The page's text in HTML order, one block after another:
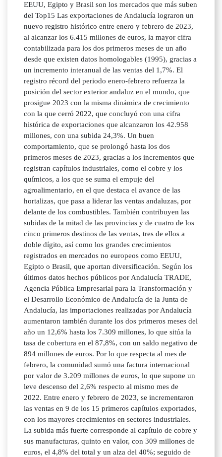
EEUU, Egipto y Brasil son los mercados que más suben
del Top15 Las exportaciones de Andalucía lograron un
nuevo registro histórico entre enero y febrero de 2023,
al alcanzar los 6.415 millones de euros, la mayor cifra
contabilizada para los dos primeros meses de un año
desde que existen datos homologables (1995), gracias a
un incremento interanual de las ventas del 1,7%. El
registro récord del periodo enero-febrero refuerza la
posición del sector exterior andaluz en el mundo, que
prosigue 2023 con la misma dinámica de crecimiento
con la que cerró 2022, que concluyó con una cifra
histórica de exportaciones que alcanzaron los 42.958
millones, con una subida 24,3%. Un buen
comportamiento, que se prolongó hasta los dos
primeros meses de 2023, gracias a los incrementos que
registran capítulos industriales, como el cobre y los
químicos, a los que se suma el empuje del
agroalimentario, en el que destaca el avance de las
hortalizas, que pasa a liderar las ventas andaluzas, por
delante de los combustibles. También contribuyen las
subidas de la mitad de las provincias y de cuatro de los
cinco primeros destinos de las ventas, tres de ellos a
doble dígito, así como los grandes crecimientos
registrados en mercados no europeos como EEUU,
Egipto o Brasil, que aportan diversificación. Según los
últimos datos hechos públicos por Andalucía TRADE,
Agencia Pública Empresarial para la Transformación y
el Desarrollo Económico de Andalucía de la Junta de
Andalucía, las importaciones realizadas por Andalucía
aumentaron también durante los dos primeros meses del
año un 12,6% hasta los 7.309 millones, lo que sitúa la
tasa de cobertura en el 87,8%, con un saldo negativo de
894 millones de euros. Por lo que respecta al mes de
febrero, la comunidad sumó una factura internacional
por valor de 3.209 millones de euros, lo que supone un
leve descenso del 2,6% respecto al mismo mes de
2022. Entre enero y febrero de 2023, se incrementaron
las ventas en 9 de los 15 primeros capítulos exportados,
con los mayores crecimientos en sectores industriales.
La subida más fuerte corresponde al capítulo de cobre y
sus manufacturas, quinto en valor, con 309 millones de
euros, el 4,8% del total y un alza del 40%; seguido de